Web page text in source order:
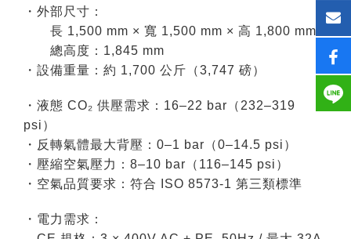
・外部尺寸：
長 1,500 mm × 寬 1,500 mm × 高 1,800 mm
總高度：1,845 mm
・設備重量：約 1,700 公斤（3,747 磅）
・液態 CO₂ 供壓需求：16–22 bar（232–319
psi）
・反轉氣體最大背壓：0–1 bar（0–14.5 psi）
・壓縮空氣壓力：8–10 bar（116–145 psi）
・空氣品質要求：符合 ISO 8573-1 第三類標準
・電力需求：